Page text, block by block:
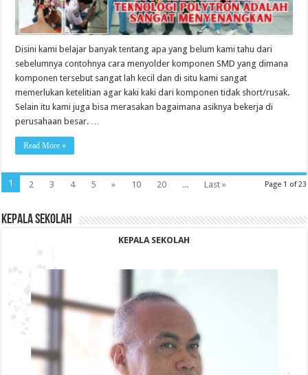
Disini kami belajar banyak tentang apa yang belum kami tahu dari
sebelumnya contohnya cara menyolder komponen SMD yang dimana
komponen tersebut sangat lah kecil dan di situ kami sangat
memerlukan ketelitian agar kaki kaki dari komponen tidak short/rusak.
Selain itu kami juga bisa merasakan bagaimana asiknya bekerja di
perusahaan besar. …
Read More »
Page 1 of 23
1 2 3 4 5 » 10 20 ... Last »
KEPALA SEKOLAH
KEPALA SEKOLAH